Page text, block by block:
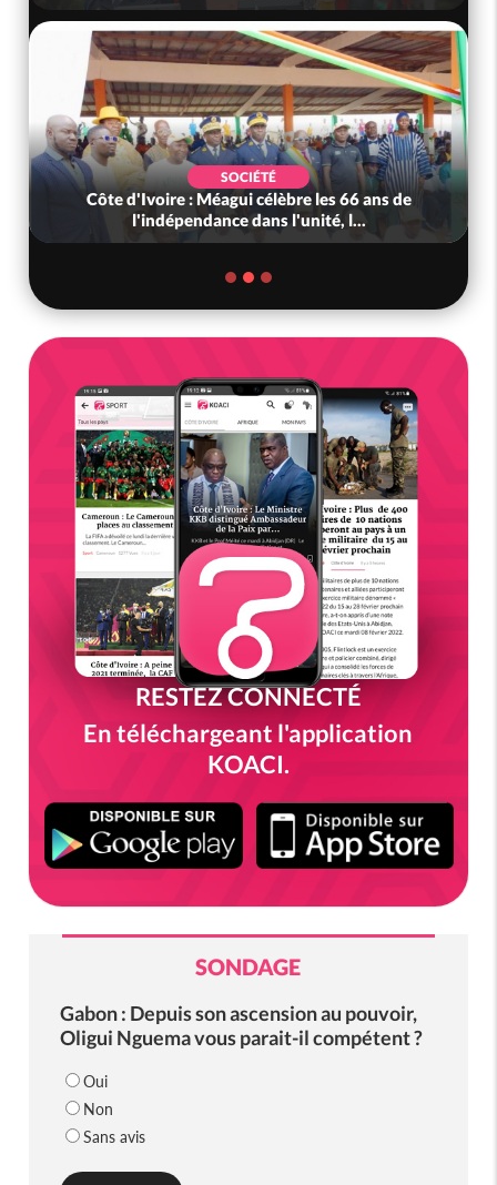
SOCIÉTÉ
Côte d'Ivoire : Méagui célèbre les 66 ans de
l'indépendance dans l'unité, l...
RESTEZ CONNECTÉ
En téléchargeant l'application
KOACI.
SONDAGE
Gabon : Depuis son ascension au pouvoir,
Oligui Nguema vous parait-il compétent ?
Oui
Non
Sans avis